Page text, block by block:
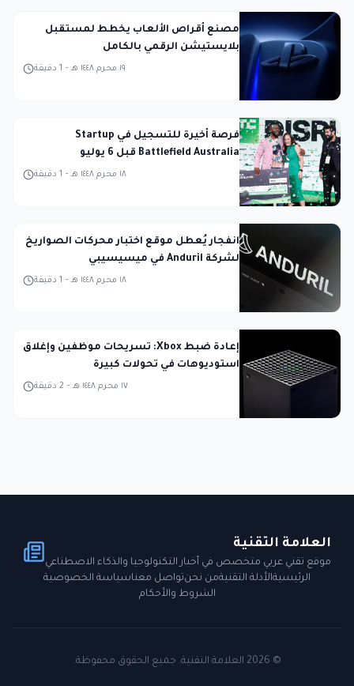
مصنع أقراص الألعاب يخطط لمستقبل
بلايستيشن الرقمي بالكامل
1 دقيقة - ١٩ محرم ١٤٤٨ هـ
فرصة أخيرة للتسجيل في Startup
Battlefield Australia قبل 6 يوليو
1 دقيقة - ١٨ محرم ١٤٤٨ هـ
انفجار يُعطل موقع اختبار محركات الصواريخ
لشركة Anduril في ميسيسيبي
1 دقيقة - ١٨ محرم ١٤٤٨ هـ
إعادة ضبط Xbox: تسريحات موظفين وإغلاق
استوديوهات في تحولات كبيرة
2 دقيقة - ١٧ محرم ١٤٤٨ هـ
العلامة التقنية
موقع تقني عربي متخصص في أخبار التكنولوجيا والذكاء الاصطناعي
الرئيسيةالأدلة التقنيةمن نحنتواصل معناسياسة الخصوصية
الشروط والأحكام
©
2026 العلامة التقنية. جميع الحقوق محفوظة.